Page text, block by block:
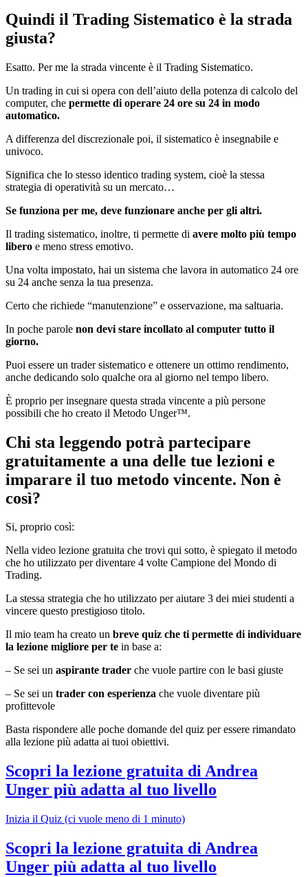
Quindi il Trading Sistematico è la strada
giusta?
Esatto. Per me la strada vincente è il Trading Sistematico.
Un trading in cui si opera con dell’aiuto della potenza di calcolo del
computer, che permette di operare 24 ore su 24 in modo
automatico.
A differenza del discrezionale poi, il sistematico è insegnabile e
univoco.
Significa che lo stesso identico trading system, cioè la stessa
strategia di operatività su un mercato…
Se funziona per me, deve funzionare anche per gli altri.
Il trading sistematico, inoltre, ti permette di avere molto più tempo
libero e meno stress emotivo.
Una volta impostato, hai un sistema che lavora in automatico 24 ore
su 24 anche senza la tua presenza.
Certo che richiede “manutenzione” e osservazione, ma saltuaria.
In poche parole non devi stare incollato al computer tutto il
giorno.
Puoi essere un trader sistematico e ottenere un ottimo rendimento,
anche dedicando solo qualche ora al giorno nel tempo libero.
È proprio per insegnare questa strada vincente a più persone
possibili che ho creato il Metodo Unger™.
Chi sta leggendo potrà partecipare
gratuitamente a una delle tue lezioni e
imparare il tuo metodo vincente. Non è
così?
Si, proprio così:
Nella video lezione gratuita che trovi qui sotto, è spiegato il metodo
che ho utilizzato per diventare 4 volte Campione del Mondo di
Trading.
La stessa strategia che ho utilizzato per aiutare 3 dei miei studenti a
vincere questo prestigioso titolo.
Il mio team ha creato un breve quiz che ti permette di individuare
la lezione migliore per te in base a:
– Se sei un aspirante trader che vuole partire con le basi giuste
– Se sei un trader con esperienza che vuole diventare più
profittevole
Basta rispondere alle poche domande del quiz per essere rimandato
alla lezione più adatta ai tuoi obiettivi.
Scopri la lezione gratuita di Andrea
Unger più adatta al tuo livello
Inizia il Quiz (ci vuole meno di 1 minuto)
Scopri la lezione gratuita di Andrea
Unger più adatta al tuo livello